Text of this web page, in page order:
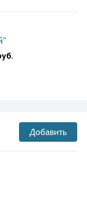
Добавить